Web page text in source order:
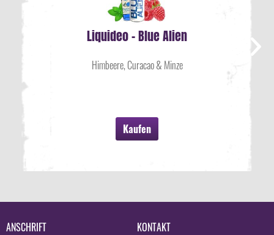
Liquideo - Blue Alien
Himbeere, Curacao & Minze
Kaufen
ANSCHRIFT
KONTAKT